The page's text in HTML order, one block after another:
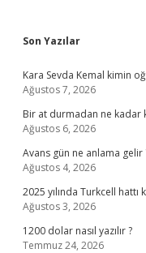
Sidebar
Son Yazılar
Kara Sevda Kemal kimin
Ağustos 7, 2026
Bir at durmadan ne kadar
Ağustos 6, 2026
Avans gün ne anlama gelir
Ağustos 4, 2026
2025 yılında Turkcell
Ağustos 3, 2026
1200 dolar nasıl yazılır ?
Temmuz 24, 2026